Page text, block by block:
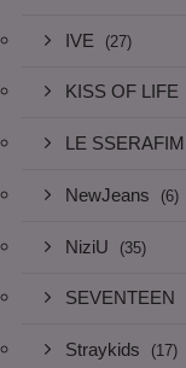
IVE (27)
KISS OF LIFE
LE SSERAFIM
NewJeans (6)
NiziU (35)
SEVENTEEN
Straykids (17)